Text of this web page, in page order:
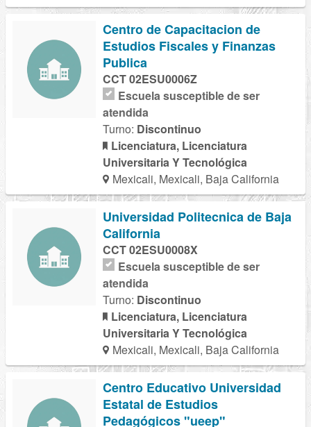
Centro de Capacitacion de
Estudios Fiscales y Finanzas
Publica
CCT 02ESU0006Z
Escuela susceptible de ser
atendida
Turno: Discontinuo
Licenciatura, Licenciatura
Universitaria Y Tecnológica
Mexicali, Mexicali, Baja California
Universidad Politecnica de Baja
California
CCT 02ESU0008X
Escuela susceptible de ser
atendida
Turno: Discontinuo
Licenciatura, Licenciatura
Universitaria Y Tecnológica
Mexicali, Mexicali, Baja California
Centro Educativo Universidad
Estatal de Estudios
Pedagógicos "ueep"